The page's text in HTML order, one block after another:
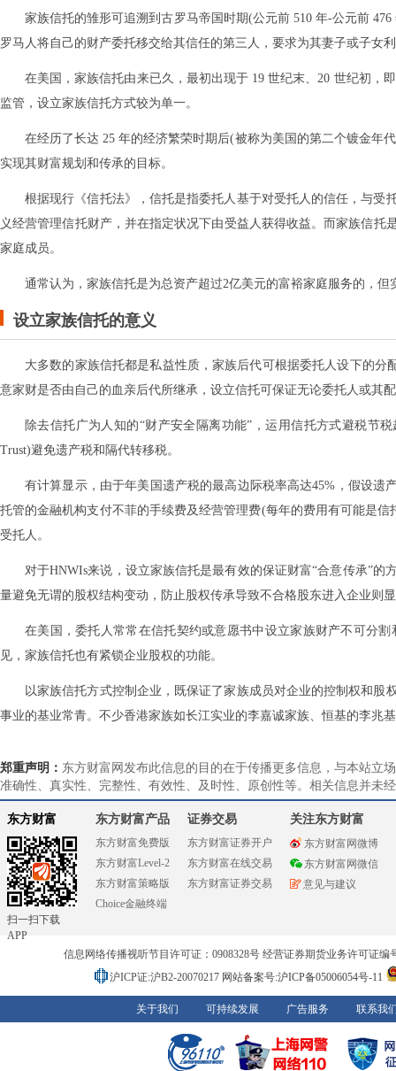
家族信托的雏形可追溯到古罗马帝国时期(公元前 510 年-公元前
罗马人将自己的财产委托移交给其信任的第三人，要求为其妻子或子女
在美国，家族信托由来已久，最初出现于 19 世纪末、20 世纪初，
监管，设立家族信托方式较为单一。
在经历了长达 25 年的经济繁荣时期后(被称为美国的第二个镀金
实现其财富规划和传承的目标。
根据现行《信托法》，信托是指委托人基于对受托人的信任，与
义经营管理信托财产，并在指定状况下由受益人获得收益。而家族信
家庭成员。
通常认为，家族信托是为总资产超过2亿美元的富裕家庭服务的，
设立家族信托的意义
大多数的家族信托都是私益性质，家族后代可根据委托人设下的
意家财是否由自己的血亲后代所继承，设立信托可保证无论委托人或其
除去信托广为人知的“财产安全隔离功能”，运用信托方式避税节
Trust)避免遗产税和隔代转移税。
有计算显示，由于年美国遗产税的最高边际税率高达45%，假设
托管的金融机构支付不菲的手续费及经营管理费(每年的费用有可能是
受托人。
对于HNWIs来说，设立家族信托是最有效的保证财富“合意传承”
量避免无谓的股权结构变动，防止股权传承导致不合格股东进入企业则
在美国，委托人常常在信托契约或意愿书中设立家族财产不可分
见，家族信托也有紧锁企业股权的功能。
以家族信托方式控制企业，既保证了家族成员对企业的控制权和
事业的基业常青。不少香港家族如长江实业的李嘉诚家族、恒基的李兆
郑重声明： 东方财富网发布此信息的目的在于传播更多信息，与本站立
准确性、真实性、完整性、有效性、及时性、原创性等。相关信息并未
东方财富
扫一扫下载
APP
东方财富产品
东方财富免费版
东方财富Level-2
东方财富策略版
Choice金融终端
证券交易
东方财富证券开户
东方财富在线交易
东方财富证券交易
关注东方财富
东方财富网微博
东方财富网微信
意见与建议
信息网络传播视听节目许可证：0908328号 经营证券期货业务许可证编
沪ICP证:沪B2-20070217 网站备案号:沪ICP备05006054号-11
关于我们 可持续发展 广告服务 联系我